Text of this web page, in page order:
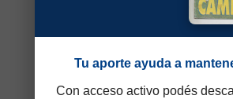
Tu aporte ayuda a
Con acceso activo podés